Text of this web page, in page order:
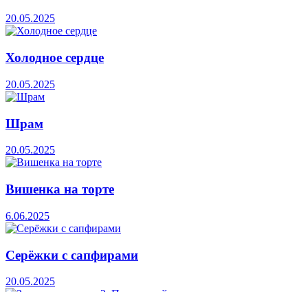
20.05.2025
Холодное сердце
20.05.2025
Шрам
20.05.2025
Вишенка на торте
6.06.2025
Серёжки с сапфирами
20.05.2025